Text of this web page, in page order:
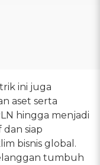
ini juga
aset serta
hingga menjadi
siap
bisnis global.
tumbuh